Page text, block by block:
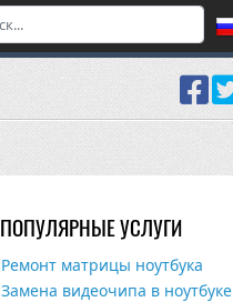
ПОПУЛЯРНЫЕ УСЛУГИ
Ремонт матрицы ноутбука
Замена видеочипа в ноутбуке